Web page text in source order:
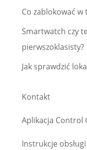
Co zablokować w
Smartwatch czy
pierwszoklasisty?
Jak sprawdzić
Kontakt
Aplikacja Control
Instrukcje obsługi